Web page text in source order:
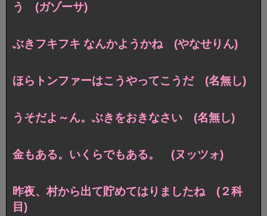
う (ガゾーサ)
ぶきフキフキ なんかようかね (やなせりん)
ほらトンファーはこうやってこうだ (名無し)
うそだよ～ん。ぶきをおきなさい (名無し)
金もある。いくらでもある。 (ヌッツォ)
昨夜、村から出て貯めてはりましたね (２科
目)